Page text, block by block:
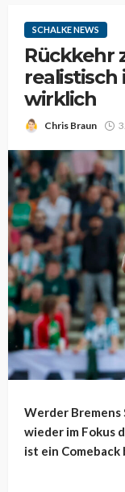
SCHALKE NEWS
Rückkehr
realistisch
wirklich
Chris Braun
Werder
wieder im Fokus
ist ein